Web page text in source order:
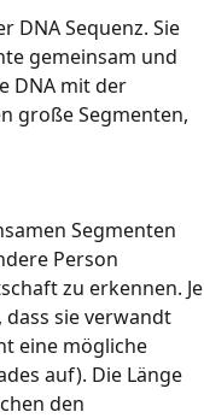
DNA Sequenz. Sie
gemeinsam und
DNA mit der
große Segmenten,
Segmenten
Person
zu erkennen. Je
sie verwandt
eine mögliche
auf). Die Länge
den